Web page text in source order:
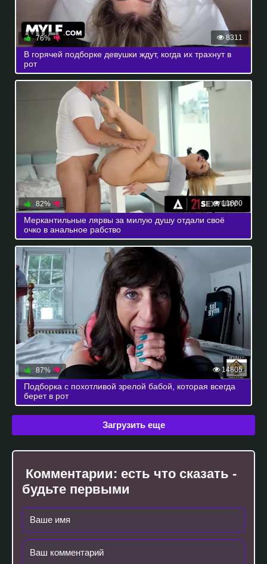
8311
76%
В горячей подборке девушки ждут, когда их трахнут в
рот
11600
82%
Меркантильные лярвы за милую душу отдали своё
очко в анальное рабство
14805
87%
Подборка с похотливой зрелой бабой, которая всегда
берет в рот
Загрузить еще
Комментарии: есть что сказать -
будьте первыми